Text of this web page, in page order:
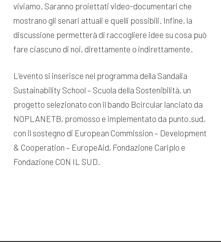
viviamo. Saranno proiettati video-documentari che
mostrano gli senari attuali e quelli possibili. Infine, la
discussione permetterà di raccogliere idee su cosa può
fare ciascuno di noi, direttamente o indirettamente.
L’evento si inserisce nel programma della Sandalia
Sustainability School – Scuola della Sostenibilità, un
progetto selezionato con il bando Bcircular lanciato da
NOPLANETB, promosso e implementato da punto.sud,
con il sostegno di European Commission – Development
& Cooperation – EuropeAid, Fondazione Cariplo e
Fondazione CON IL SUD.